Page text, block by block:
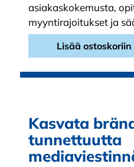
asiakaskokemusta,
myyntirajoitukset ja
Lisää ostoskoriin
Kasvata
tunnettuutta